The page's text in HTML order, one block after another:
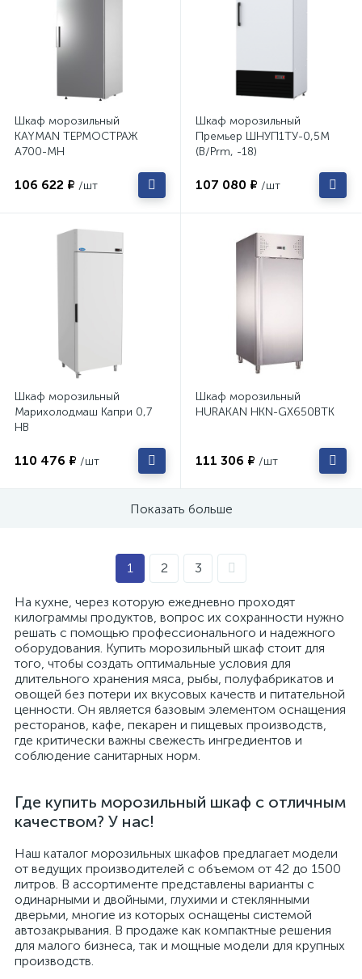
Шкаф морозильный
KAYMAN ТЕРМОСТРАЖ
А700-МН
106 622 ₽ /шт
Шкаф морозильный
Премьер ШНУП1ТУ-0,5М
(B/Prm, -18)
107 080 ₽ /шт
Шкаф морозильный
Марихолодмаш Капри 0,7
НB
110 476 ₽ /шт
Шкаф морозильный
HURAKAN HKN-GX650BTK
111 306 ₽ /шт
Показать больше
1 2 3
На кухне, через которую ежедневно проходят
килограммы продуктов, вопрос их сохранности нужно
решать с помощью профессионального и надежного
оборудования. Купить морозильный шкаф стоит для
того, чтобы создать оптимальные условия для
длительного хранения мяса, рыбы, полуфабрикатов и
овощей без потери их вкусовых качеств и питательной
ценности. Он является базовым элементом оснащения
ресторанов, кафе, пекарен и пищевых производств,
где критически важны свежесть ингредиентов и
соблюдение санитарных норм.
Где купить морозильный шкаф с отличным
качеством? У нас!
Наш каталог морозильных шкафов предлагает модели
от ведущих производителей с объемом от 42 до 1500
литров. В ассортименте представлены варианты с
одинарными и двойными, глухими и стеклянными
дверьми, многие из которых оснащены системой
автозакрывания. В продаже как компактные решения
для малого бизнеса, так и мощные модели для крупных
производств.